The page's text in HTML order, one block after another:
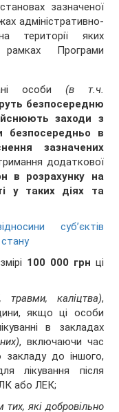
зазначеної
адміністративно-
території яких
Програми
особи (в т.ч.
безпосередню
заходи з
безпосередньо в
зазначених
додаткової
в розрахунку на
у таких діях та
суб’єктів
100 000 грн ці
травми, каліцтва),
якщо ці особи
в закладах
, включаючи час
закладу до іншого,
лікування після
або ЛЕК;
тих, які добровільно